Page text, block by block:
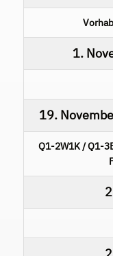
1.
19.
Q1-2W1K / Q1-